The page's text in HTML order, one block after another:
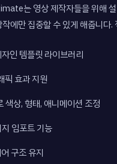
는 영상 제작자들을 위해 설
에만 집중할 수 있게 해줍니
인 템플릿 라이브러리
픽 효과 지원
색상, 형태, 애니메이션 조정
임포트 기능
구조 유지